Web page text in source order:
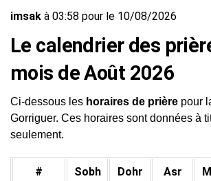
imsak à 03:58 pour le 10/08/2026
Le calendrier des
mois de Août 2026
Ci-dessous les horaires de prière pour
Gorriguer. Ces horaires sont données à
seulement.
# Sobh Dohr Asr